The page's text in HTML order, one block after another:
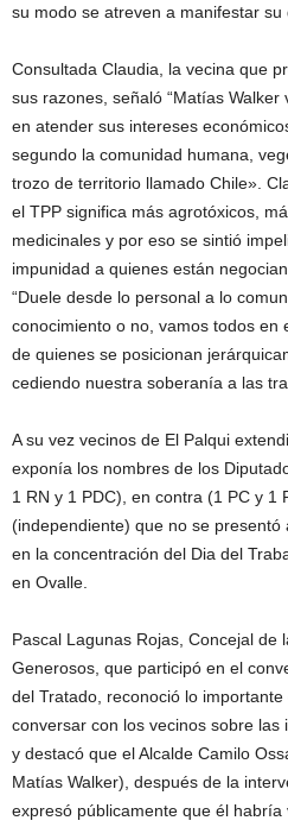
su modo se atreven a manifestar su
Consultada Claudia, la vecina que
sus razones, señaló “Matías
en atender sus intereses
segundo la comunidad humana,
trozo de territorio llamado Chile».
el TPP significa más agrotóxicos,
medicinales y por eso se sintió
impunidad a quienes están
“Duele desde lo personal a lo
conocimiento o no, vamos todos en
de quienes se posicionan
cediendo nuestra soberanía a las
A su vez vecinos de El Palqui
exponía los nombres de los
1 RN y 1 PDC), en contra (1 PC y 1
(independiente) que no se presentó
en la concentración del Dia del
en Ovalle.
Pascal Lagunas Rojas, Concejal de
Generosos, que participó en el
del Tratado, reconoció lo
conversar con los vecinos sobre las
y destacó que el Alcalde Camilo
Matías Walker), después de la
expresó públicamente que él habría